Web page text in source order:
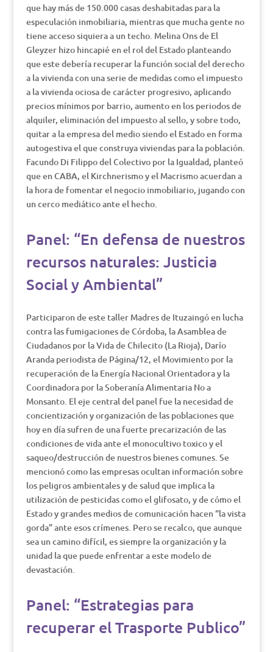
que hay más de 150.000 casas deshabitadas para la
especulación inmobiliaria, mientras que mucha gente no
tiene acceso siquiera a un techo. Melina Ons de El
Gleyzer hizo hincapié en el rol del Estado planteando
que este debería recuperar la función social del derecho
a la vivienda con una serie de medidas como el impuesto
a la vivienda ociosa de carácter progresivo, aplicando
precios mínimos por barrio, aumento en los periodos de
alquiler, eliminación del impuesto al sello, y sobre todo,
quitar a la empresa del medio siendo el Estado en forma
autogestiva el que construya viviendas para la población.
Facundo Di Filippo del Colectivo por la Igualdad, planteó
que en CABA, el Kirchnerismo y el Macrismo acuerdan a
la hora de fomentar el negocio inmobiliario, jugando con
un cerco mediático ante el hecho.
Panel: “En defensa de nuestros
recursos naturales: Justicia
Social y Ambiental”
Participaron de este taller Madres de Ituzaingó en lucha
contra las fumigaciones de Córdoba, la Asamblea de
Ciudadanos por la Vida de Chilecito (La Rioja), Darío
Aranda periodista de Página/12, el Movimiento por la
recuperación de la Energía Nacional Orientadora y la
Coordinadora por la Soberanía Alimentaria No a
Monsanto. El eje central del panel fue la necesidad de
concientización y organización de las poblaciones que
hoy en día sufren de una fuerte precarización de las
condiciones de vida ante el monocultivo toxico y el
saqueo/destrucción de nuestros bienes comunes. Se
mencionó como las empresas ocultan información sobre
los peligros ambientales y de salud que implica la
utilización de pesticidas como el glifosato, y de cómo el
Estado y grandes medios de comunicación hacen “la vista
gorda” ante esos crímenes. Pero se recalco, que aunque
sea un camino difícil, es siempre la organización y la
unidad la que puede enfrentar a este modelo de
devastación.
Panel: “Estrategias para
recuperar el Trasporte Publico”